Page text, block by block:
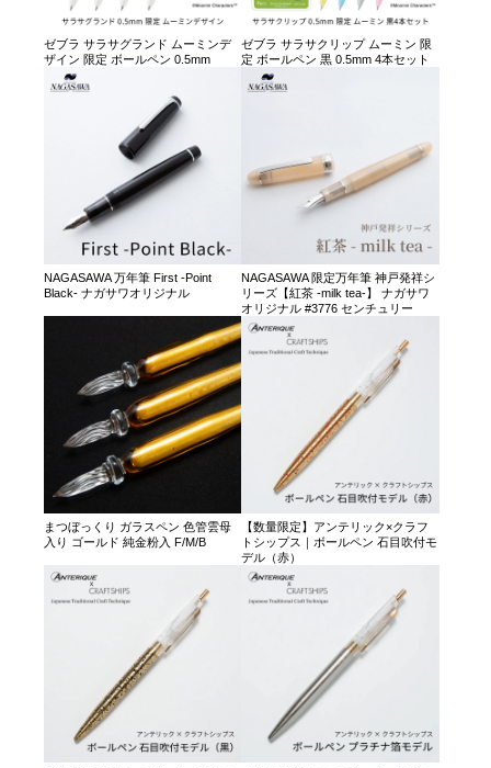
ゼブラ サラサグランド ムーミンデ
ザイン 限定 ボールペン 0.5mm
ゼブラ サラサクリップ ムーミン 限
定 ボールペン 黒 0.5mm 4本セット
NAGASAWA 万年筆 First -Point
Black- ナガサワオリジナル
NAGASAWA 限定万年筆 神戸発祥シ
リーズ【紅茶 -milk tea-】 ナガサワ
オリジナル #3776 センチュリー
まつぼっくり ガラスペン 色管雲母
入り ゴールド 純金粉入 F/M/B
【数量限定】アンテリック×クラフ
トシップス｜ボールペン 石目吹付モ
デル（赤）